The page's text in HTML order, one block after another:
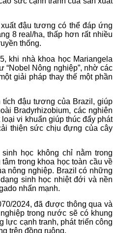
đậu tương có thể đáp ứng
8 real/ha, thấp hơn rất nhiều
thống.
khi nhà khoa học Mariangela
Nông nghiệp”, nhờ các
giải pháp thay thế một phần
đậu tương của Brazil, giúp
Bradyrhizobium, các nghiên
vi khuẩn giúp thúc đẩy phát
thiện sức chịu đựng của cây
học không chỉ nằm trong
trong khoa học toàn cầu về
nông nghiệp. Brazil có những
sinh học nhiệt đới và nền
nhấn mạnh.
2024, đã được thông qua và
trong nước sẽ có khung
lực cạnh tranh, phát triển công
trên đồng ruộng.